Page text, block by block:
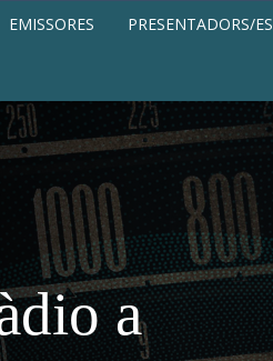
EMISSORES PRESENTADORS/ES
a